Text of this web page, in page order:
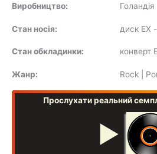
Виробництво: Голандія
Стан носія: диск EX -
Стан обкладинки: конверт
Жанр: Rock |
Прослухати реальний семпл
▶
COMPILATION